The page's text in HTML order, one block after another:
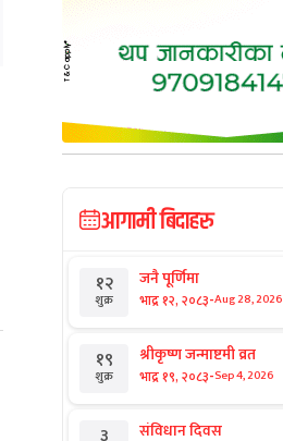
आगामी बिदाहरु
१२
शुक्र
जनै पूर्णिमा
भाद्र १२, २०८३-Aug 28, 2026
१९
शुक्र
श्रीकृष्ण जन्माष्टमी व्रत
भाद्र १९, २०८३-Sep 4, 2026
संविधान दिवस